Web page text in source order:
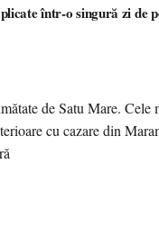
într-o singură zi de